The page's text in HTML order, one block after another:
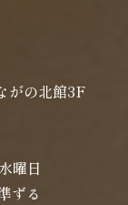
がの北館3F
曜日
ずる